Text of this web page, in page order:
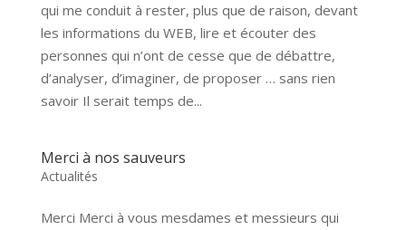
qui me conduit à rester, plus que de raison, devant
les informations du WEB, lire et écouter des
personnes qui n’ont de cesse que de débattre,
d’analyser, d’imaginer, de proposer … sans rien
savoir Il serait temps de...
Merci à nos sauveurs
Actualités
Merci Merci à vous mesdames et messieurs qui